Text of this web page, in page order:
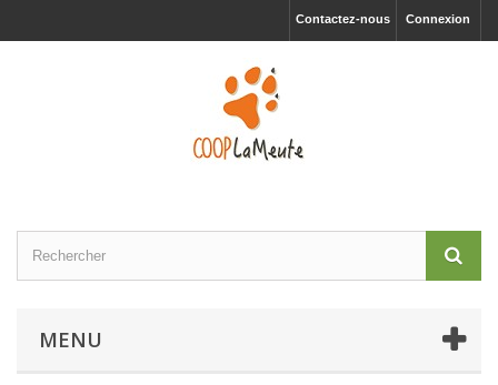
Connexion
Contactez-nous
MENU